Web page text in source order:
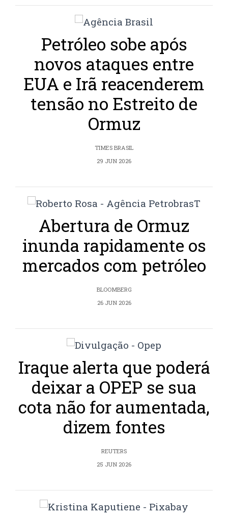
Petróleo sobe após
novos ataques entre
EUA e Irã reacenderem
tensão no Estreito de
Ormuz
TIMES BRASIL
29 JUN 2026
Abertura de Ormuz
inunda rapidamente os
mercados com petróleo
BLOOMBERG
26 JUN 2026
Iraque alerta que poderá
deixar a OPEP se sua
cota não for aumentada,
dizem fontes
REUTERS
25 JUN 2026